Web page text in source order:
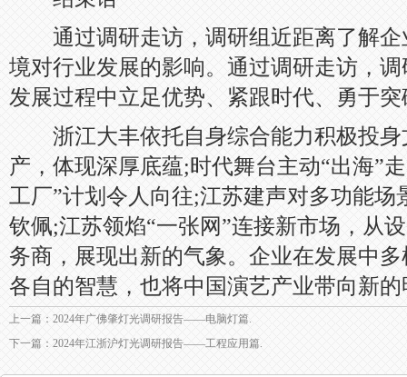
通过调研走访，调研组近距离了解企
境对行业发展的影响。通过调研走访，
发展过程中立足优势、紧跟时代、勇于
浙江大丰依托自身综合能力积极投身
产，体现深厚底蕴;时代舞台主动“出海”
工厂”计划令人向往;江苏建声对多功能场
钦佩;江苏领焰“一张网”连接新市场，从
务商，展现出新的气象。企业在发展中
各自的智慧，也将中国演艺产业带向新的
上一篇：2024年广佛肇灯光调研报告——电脑灯篇.
下一篇：2024年江浙沪灯光调研报告——工程应用篇.